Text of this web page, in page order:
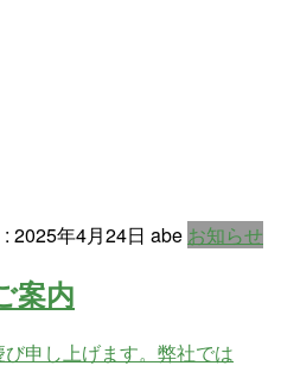
2025年4月24日 abe お知らせ
案内
申し上げます。弊社では